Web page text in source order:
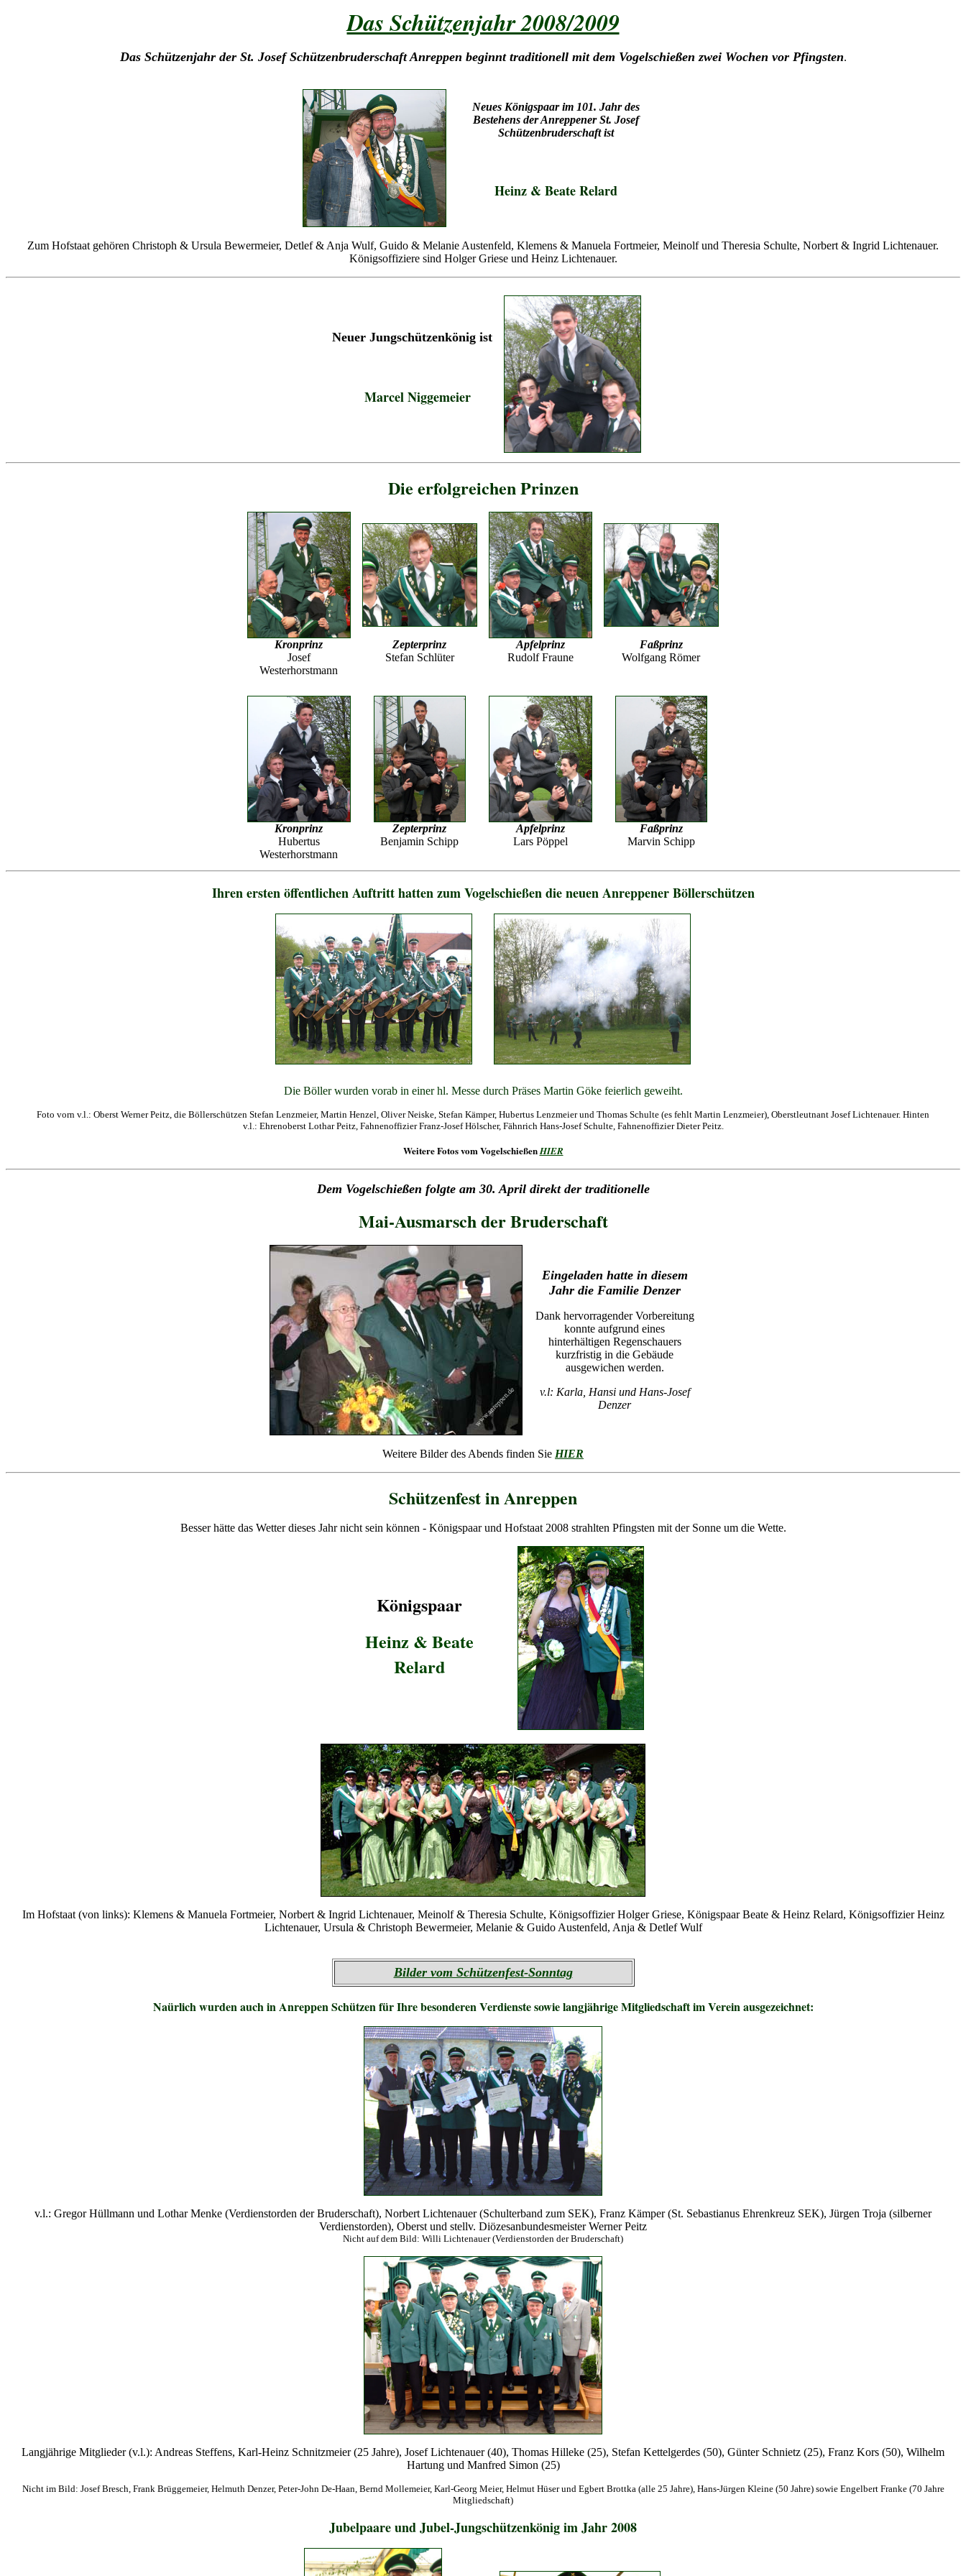
Das Schützenjahr 2008/2009
Das Schützenjahr der St. Josef Schützenbruderschaft Anreppen beginnt traditionell mit dem Vogelschießen zwei Wochen vor Pfingsten.
Neues Königspaar im 101. Jahr des
Bestehens der Anreppener St. Josef
Schützenbruderschaft ist
Heinz & Beate Relard
Zum Hofstaat gehören Christoph & Ursula Bewermeier, Detlef & Anja Wulf, Guido & Melanie Austenfeld, Klemens & Manuela Fortmeier, Meinolf und Theresia Schulte, Norbert & Ingrid Lichtenauer.
Königsoffiziere sind Holger Griese und Heinz Lichtenauer.
Marcel Niggemeier
Neuer Jungschützenkönig ist
Die erfolgreichen Prinzen
Kronprinz
Josef
Westerhorstmann
Zepterprinz
Stefan Schlüter
Apfelprinz
Rudolf Fraune
Faßprinz
Wolfgang Römer
Kronprinz
Hubertus
Westerhorstmann
Zepterprinz
Benjamin Schipp
Apfelprinz
Lars Pöppel
Faßprinz
Marvin Schipp
Ihren ersten öffentlichen Auftritt hatten zum Vogelschießen die neuen Anreppener Böllerschützen
Die Böller wurden vorab in einer hl. Messe durch Präses Martin Göke feierlich geweiht.
Foto vorn v.l.: Oberst Werner Peitz, die Böllerschützen Stefan Lenzmeier, Martin Henzel, Oliver Neiske, Stefan Kämper, Hubertus Lenzmeier und Thomas Schulte (es fehlt Martin Lenzmeier), Oberstleutnant Josef Lichtenauer. Hinten
v.l.: Ehrenoberst Lothar Peitz, Fahnenoffizier Franz-Josef Hölscher, Fähnrich Hans-Josef Schulte, Fahnenoffizier Dieter Peitz.
Weitere Fotos vom VogelschießenHIER
Dem Vogelschießen folgte am 30. April direkt der traditionelle
Mai-Ausmarsch der Bruderschaft
Eingeladen hatte in diesem
Jahr die Familie Denzer
Dank hervorragender Vorbereitung
konnte aufgrund eines
hinterhältigen Regenschauers
kurzfristig in die Gebäude
ausgewichen werden.
v.l: Karla, Hansi und Hans-Josef
Denzer
Weitere Bilder des Abends finden Sie HIER
Schützenfest in Anreppen
Besser hätte das Wetter dieses Jahr nicht sein können - Königspaar und Hofstaat 2008 strahlten Pfingsten mit der Sonne um die Wette.
Königspaar
Heinz & Beate
Relard
Im Hofstaat (von links): Klemens & Manuela Fortmeier, Norbert & Ingrid Lichtenauer, Meinolf & Theresia Schulte, Königsoffizier Holger Griese, Königspaar Beate & Heinz Relard, Königsoffizier Heinz
Lichtenauer, Ursula & Christoph Bewermeier, Melanie & Guido Austenfeld, Anja & Detlef Wulf
Bilder vom Schützenfest-Sonntag
Naürlich wurden auch in Anreppen Schützen für Ihre besonderen Verdienste sowie langjährige Mitgliedschaft im Verein ausgezeichnet:
v.l.: Gregor Hüllmann und Lothar Menke (Verdienstorden der Bruderschaft), Norbert Lichtenauer (Schulterband zum SEK), Franz Kämper (St. Sebastianus Ehrenkreuz SEK), Jürgen Troja (silberner
Verdienstorden), Oberst und stellv. Diözesanbundesmeister Werner Peitz
Nicht auf dem Bild: Willi Lichtenauer (Verdienstorden der Bruderschaft)
Langjährige Mitglieder (v.l.): Andreas Steffens, Karl-Heinz Schnitzmeier (25 Jahre), Josef Lichtenauer (40), Thomas Hilleke (25), Stefan Kettelgerdes (50), Günter Schnietz (25), Franz Kors (50), Wilhelm
Hartung und Manfred Simon (25)
Nicht im Bild: Josef Bresch, Frank Brüggemeier, Helmuth Denzer, Peter-John De-Haan, Bernd Mollemeier, Karl-Georg Meier, Helmut Hüser und Egbert Brottka (alle 25 Jahre), Hans-Jürgen Kleine (50 Jahre) sowie Engelbert Franke (70 Jahre
Mitgliedschaft)
Jubelpaare und Jubel-Jungschützenkönig im Jahr 2008